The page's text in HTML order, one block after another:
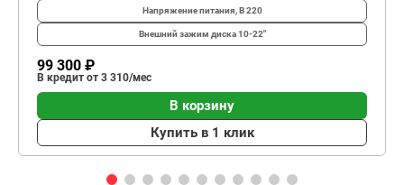
Напряжение питания, В220
Внешний зажим диска10-22"
99 300 ₽
В кредит от 3 310/мес
В корзину
Купить в 1 клик